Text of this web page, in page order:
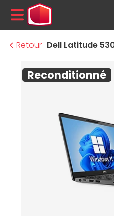
MENU
Retour
Reconditionné